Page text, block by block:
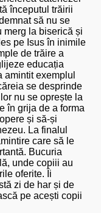
începutul trăirii
să nu se
merg la biserică și
pe Isus în inimile
de trăire a
educația
amintit exemplul
se desprinde
nu se oprește la
în grija de a forma
și să-și
La finalul
care să le
Bucuria
unde copiii au
oferite. Îi
zi de har și de
pe acești copii